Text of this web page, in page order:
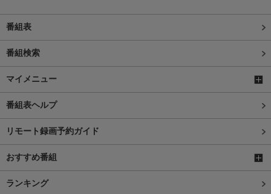
番組表
番組検索
マイメニュー
番組表ヘルプ
リモート録画予約ガイド
おすすめ番組
ランキング